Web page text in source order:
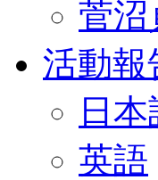
菅沼
活動報
日本
英語